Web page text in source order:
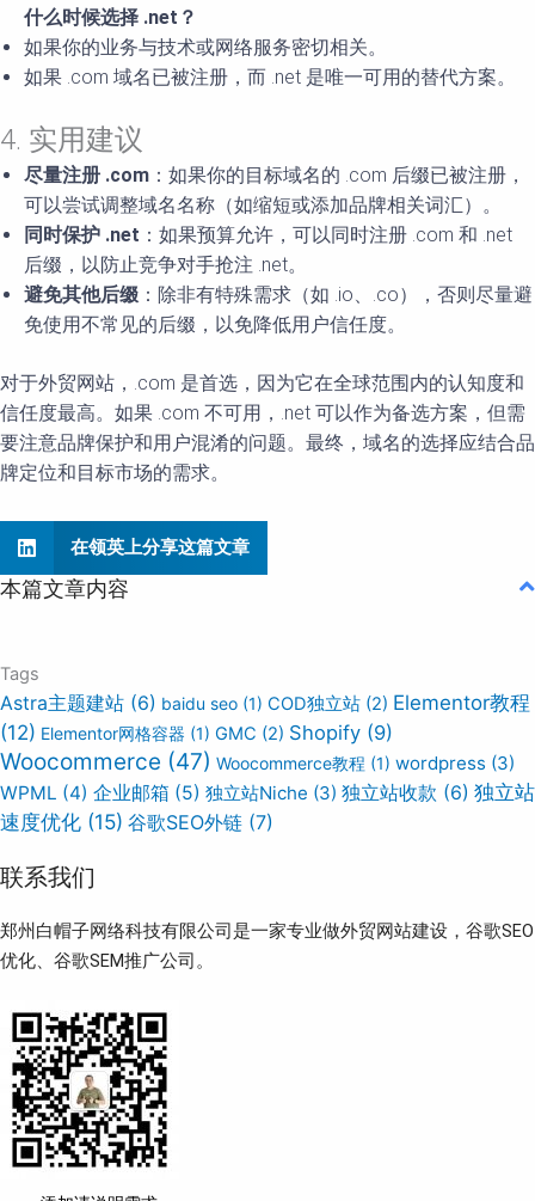
什么时候选择 .net ？
如果你的业务与技术或网络服务密切相关。
如果 .com 域名已被注册，而 .net 是唯一可用的替代方案。
4. 实用建议
尽量注册 .com ：如果你的目标域名的 .com 后缀已被注册，
可以尝试调整域名名称（如缩短或添加品牌相关词汇）。
同时保护 .net ：如果预算允许，可以同时注册 .com 和 .net
后缀，以防止竞争对手抢注 .net。
避免其他后缀 ：除非有特殊需求（如 .io、.co），否则尽量避
免使用不常见的后缀，以免降低用户信任度。
对于外贸网站，.com 是首选，因为它在全球范围内的认知度和
信任度最高。如果 .com 不可用，.net 可以作为备选方案，但需
要注意品牌保护和用户混淆的问题。最终，域名的选择应结合品
牌定位和目标市场的需求。
在领英上分享这篇文章
本篇文章内容
Tags
Astra主题建站 (6) baidu seo (1) COD独立站 (2) Elementor教程
(12) Elementor网格容器 (1) GMC (2) Shopify (9)
Woocommerce (47) Woocommerce教程 (1) wordpress (3)
WPML (4) 企业邮箱 (5) 独立站Niche (3) 独立站收款 (6) 独立站
速度优化 (15) 谷歌SEO外链 (7)
联系我们
郑州白帽子网络科技有限公司是一家专业做外贸网站建设，谷歌SEO
优化、谷歌SEM推广公司。